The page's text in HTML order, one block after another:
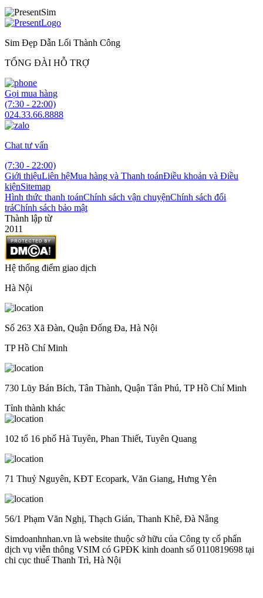
Sim Đẹp Dẫn Lối Thành Công
TỔNG ĐÀI HỖ TRỢ
Gọi mua hàng
(7:30 - 22:00)
024.33.66.8888
Chat tư vấn
(7:30 - 22:00)
Giới thiệuLiên hệMua hàng và Thanh toánĐiều khoản và Điều
kiệnSitemap
Hình thức thanh toánChính sách vận chuyệnChính sách đổi
trảChính sách bảo mật
Thành lập từ
2011
Hệ thống điểm giao dịch
Hà Nội
Số 263 Xã Đàn, Quận Đống Đa, Hà Nội
TP Hồ Chí Minh
730 Lũy Bán Bích, Tân Thành, Quận Tân Phú, TP Hồ Chí Minh
Tỉnh thành khác
102 tổ 16 phố Hà Tuyên, Phan Thiết, Tuyên Quang
71 Thuỷ Nguyên, KĐT Ecopark, Văn Giang, Hưng Yên
56/1 Phạm Văn Nghị, Thạch Gián, Thanh Khê, Đà Nẵng
Simdoanhnhan.vn là website thuộc sở hữu của Công ty cổ phẩn
dịch vụ viễn thông VSIM có GPĐK kinh doanh số 0110819698 tại
chi cục thuế Thanh Trì, Hà Nội